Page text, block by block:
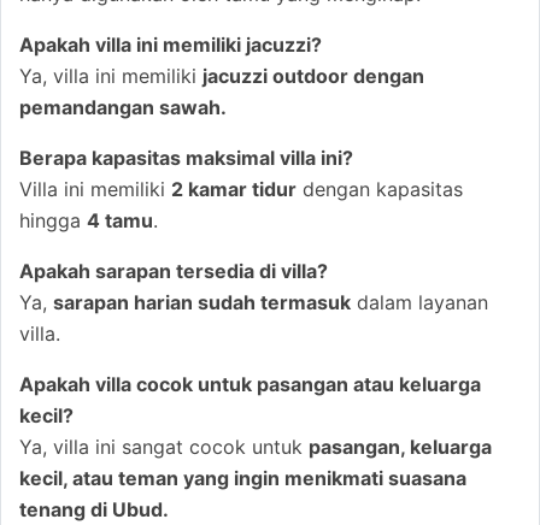
Apakah villa ini memiliki jacuzzi?
Ya, villa ini memiliki jacuzzi outdoor dengan
pemandangan sawah.
Berapa kapasitas maksimal villa ini?
Villa ini memiliki 2 kamar tidur dengan kapasitas
hingga 4 tamu.
Apakah sarapan tersedia di villa?
Ya, sarapan harian sudah termasuk dalam layanan
villa.
Apakah villa cocok untuk pasangan atau keluarga
kecil?
Ya, villa ini sangat cocok untuk pasangan, keluarga
kecil, atau teman yang ingin menikmati suasana
tenang di Ubud.